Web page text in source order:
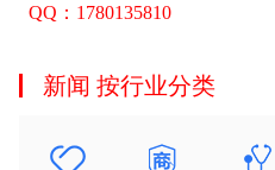
QQ：1780135810
新闻 按行业分类